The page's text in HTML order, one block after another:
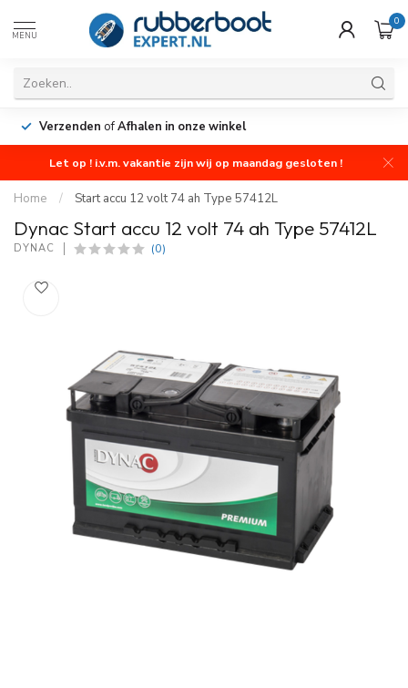
MENU
0
Verzenden ofAfhalen in onze winkel
Let op ! i.v.m. vakantie zijn wij op maandag gesloten !
Home / Start accu 12 volt 74 ah Type 57412L
Dynac Start accu 12 volt 74 ah Type 57412L
DYNAC (0)